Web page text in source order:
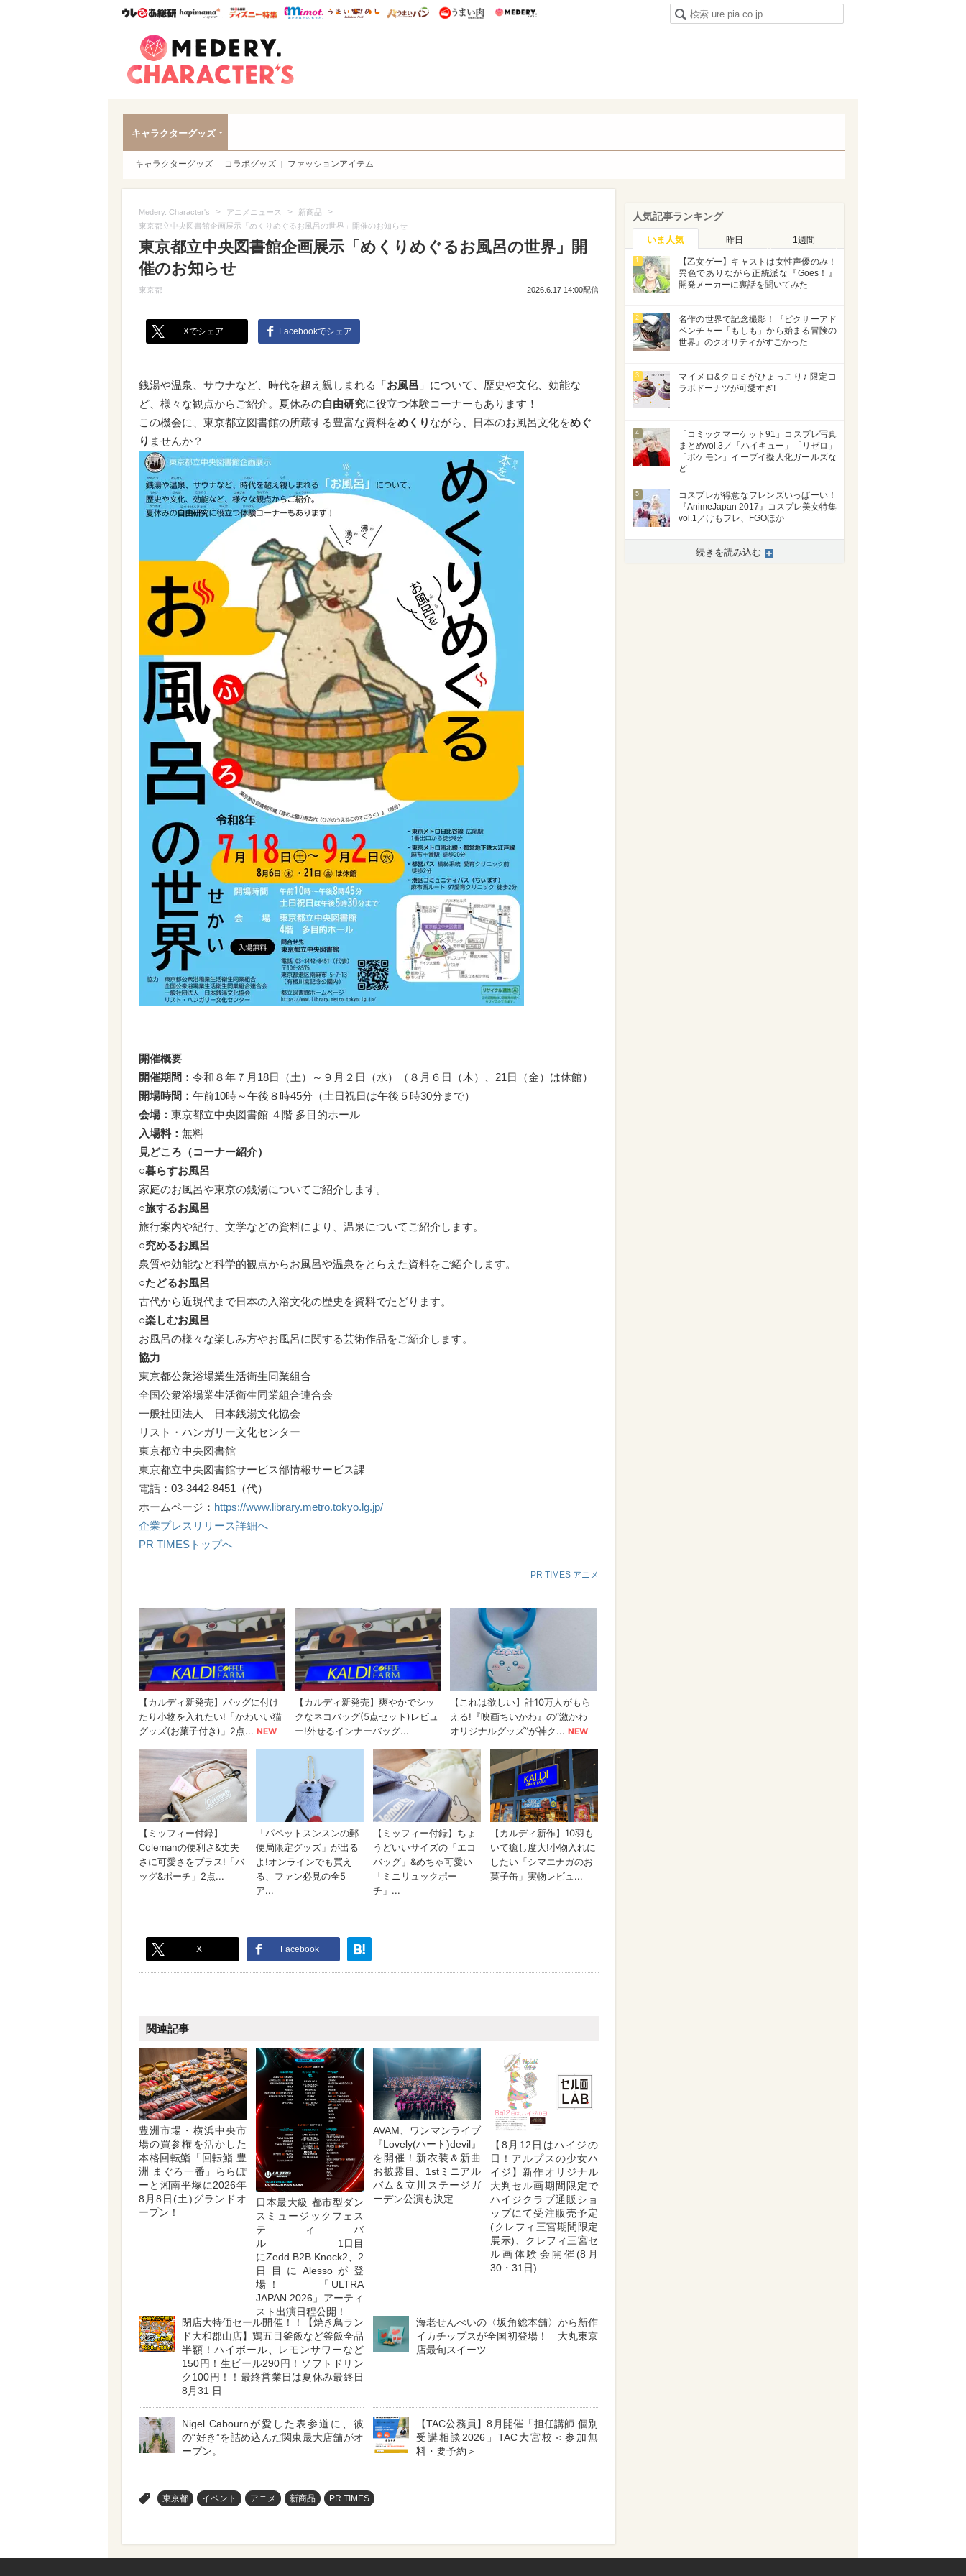
ウレぴあ総研ハピママ* ウレぴあ総研 ディズニー特集
mimot. うまいめし うまいパン うまい肉
キャラクターグッズ
キャラクターグッズ コラボグッズ ファッションアイテム
Medery. Character's > アニメニュース > 新商品 >
東京都立中央図書館企画展示「めくりめぐるお風呂の世界」開催のお知らせ
東京都立中央図書館企画展示「めくりめぐるお風呂の世界」開
催のお知らせ
東京都 2026.6.17 14:00配信
Xでシェア Facebookでシェア
銭湯や温泉、サウナなど、時代を超え親しまれる「お風呂 」について、歴史や文化、効能な
ど、様々な観点からご紹介。夏休みの自由研究に役立つ体験コーナーもあります！
この機会に、東京都立図書館の所蔵する豊富な資料をめくり ながら、日本のお風呂文化をめぐ
り ませんか？
開催概要
開催期間： 令和８年７月18日（土）～９月２日（水）（８月６日（木）、21日（金）は休館）
開場時間： 午前10時～午後８時45分（土日祝日は午後５時30分まで）
会場： 東京都立中央図書館 ４階 多目的ホール
入場料： 無料
見どころ（コーナー紹介）
○暮らすお風呂
家庭のお風呂や東京の銭湯についてご紹介します。
○旅するお風呂
旅行案内や紀行、文学などの資料により、温泉についてご紹介します。
○究めるお風呂
泉質や効能など科学的観点からお風呂や温泉をとらえた資料をご紹介します。
○たどるお風呂
古代から近現代まで日本の入浴文化の歴史を資料でたどります。
○楽しむお風呂
お風呂の様々な楽しみ方やお風呂に関する芸術作品をご紹介します。
協力
東京都公衆浴場業生活衛生同業組合
全国公衆浴場業生活衛生同業組合連合会
一般社団法人 日本銭湯文化協会
リスト・ハンガリー文化センター
東京都立中央図書館
東京都立中央図書館サービス部情報サービス課
電話：03-3442-8451（代）
ホームページ： https://www.library.metro.tokyo.lg.jp/
企業プレスリリース詳細へ
PR TIMESトップへ
PR TIMES アニメ
X Facebook
関連記事
豊洲市場・横浜中央市
場の買参権を活かした
本格回転鮨「回転鮨 豊
洲 まぐろ一番」ららぽ
ーと湘南平塚に2026年
8月8日(土)グランドオ
ープン！
日本最大級 都市型ダン
スミュージックフェス
ティバ
ル 1日目
にZedd B2B Knock2、2
日目にAlessoが登
場！ 「ULTRA
JAPAN 2026」アーティ
スト出演日程公開！
AVAM、ワンマンライブ
『Lovely(ハート)devil』
を開催！新衣装＆新曲
お披露目、1stミニアル
バム＆立川ステージガ
ーデン公演も決定
【8月12日はハイジの
日！アルプスの少女ハ
イジ】新作オリジナル
大判セル画期間限定で
ハイジクラブ通販ショ
ップにて受注販売予定
(クレフィ三宮期間限定
展示)、クレフィ三宮セ
ル画体験会開催(8月
30・31日)
閉店大特価セール開催！！【焼き鳥ラン
ド大和郡山店】鶏五目釜飯など釜飯全品
半額！ハイボール、レモンサワーなど
150円！生ビール290円！ソフトドリン
ク100円！！最終営業日は夏休み最終日
8月31 日
海老せんべいの〈坂角総本舗〉から新作
イカチップスが全国初登場！ 大丸東京
店最旬スイーツ
Nigel Cabournが愛した表参道に、彼
の“好き”を詰め込んだ関東最大店舗がオ
ープン。
【TAC公務員】8月開催「担任講師 個別
受講相談2026」TAC大宮校＜参加無
料・要予約＞
東京都 イベント アニメ 新商品 PR TIMES
人気記事ランキング
いま人気 昨日 1週間
1
【乙女ゲー】キャストは女性声優のみ！
異色でありながら正統派な『Goes！』
開発メーカーに裏話を聞いてみた
2
名作の世界で記念撮影！『ピクサーアド
ベンチャー「もしも」から始まる冒険の
世界』のクオリティがすごかった
3
マイメロ&クロミがひょっこり♪ 限定コ
ラボドーナツが可愛すぎ!
4
「コミックマーケット91」コスプレ写真
まとめvol.3／「ハイキュー」「リゼロ」
「ポケモン」イーブイ擬人化ガールズな
ど
5
コスプレが得意なフレンズいっぱーい！
『AnimeJapan 2017』コスプレ美女特集
vol.1／けもフレ、FGOほか
続きを読み込む